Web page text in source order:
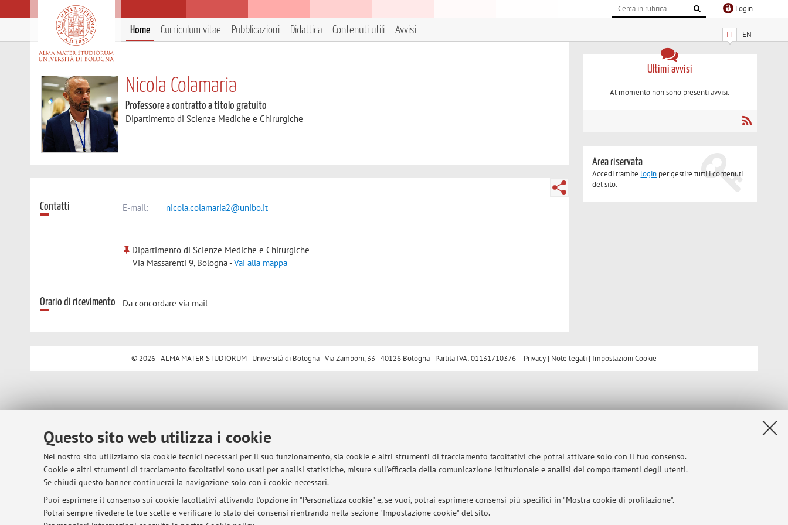
Questo sito web utilizza i cookie
Nel nostro sito utilizziamo sia cookie tecnici necessari per il suo funzionamento, sia cookie e altri strumenti di tracciamento facoltativi che potrai attivare solo con il tuo consenso.
Cookie e altri strumenti di tracciamento facoltativi sono usati per analisi statistiche, misure sull'efficacia della comunicazione istituzionale e analisi dei comportamenti degli utenti.
Se chiudi questo banner continuerai la navigazione solo con i cookie necessari.
Puoi esprimere il consenso sui cookie facoltativi attivando l'opzione in "Personalizza cookie" e, se vuoi, potrai esprimere consensi più specifici in "Mostra cookie di profilazione".
Potrai sempre rivedere le tue scelte e verificare lo stato dei consensi rientrando nella sezione "Impostazione cookie" del sito.
Login
IT EN
Home Curriculum vitae Pubblicazioni Didattica Contenuti utili Avvisi
Nicola Colamaria
Professore a contratto a titolo gratuito
Dipartimento di Scienze Mediche e Chirurgiche
Contatti E-mail: nicola.colamaria2@unibo.it
Dipartimento di Scienze Mediche e Chirurgiche
Via Massarenti 9, Bologna -Vai alla mappa
Orario di ricevimento Da concordare via mail
Ultimi avvisi
Al momento non sono presenti avvisi.
Area riservata
Accedi tramite login per gestire tutti i contenuti
del sito.
© 2026 - ALMA MATER STUDIORUM - Università di Bologna - Via Zamboni, 33 - 40126 Bologna - Partita IVA: 01131710376 Privacy| Note legali| Impostazioni Cookie